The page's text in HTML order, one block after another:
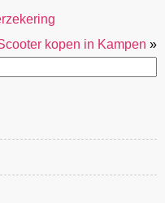
kopen in Kampen »